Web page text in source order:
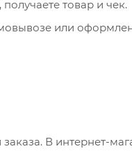
товар и чек.
или
платежного
В интернет-